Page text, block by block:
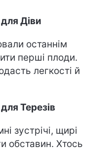
Діви
останнім
перші плоди.
легкості й
Терезів
зустрічі, щирі
обставин. Хтось